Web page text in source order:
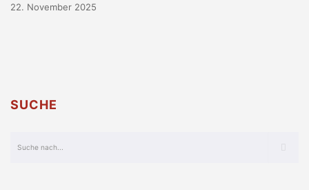
22. November 2025
SUCHE